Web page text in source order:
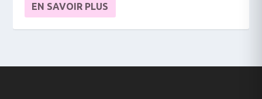
EN SAVOIR PLUS